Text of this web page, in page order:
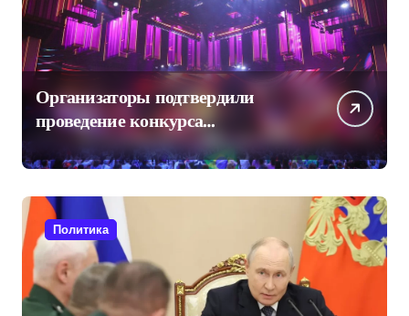
Организаторы подтвердили
проведение конкурса
«Интервидение» в Саудовской
Аравии
Политика